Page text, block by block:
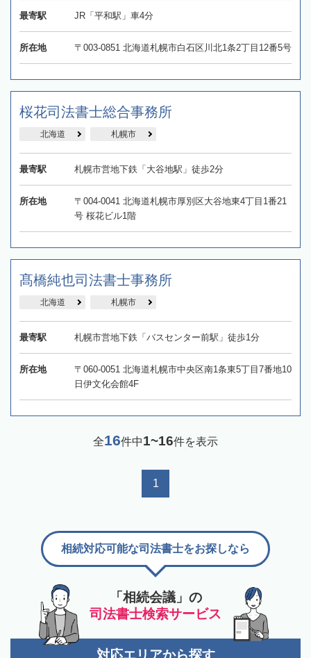
最寄駅 JR「平和駅」車4分
所在地 〒003-0851 北海道札幌市白石区川北1条2丁目12番5号
桜花司法書士総合事務所
北海道 札幌市
最寄駅 札幌市営地下鉄「大谷地駅」徒歩2分
所在地
〒004-0041 北海道札幌市厚別区大谷地東4丁目1番21
号 桜花ビル1階
髙橋純也司法書士事務所
北海道 札幌市
最寄駅 札幌市営地下鉄「バスセンター前駅」徒歩1分
所在地
〒060-0051 北海道札幌市中央区南1条東5丁目7番地10
日伊文化会館4F
全16件中1~16件を表示
1
「相続会議」の
司法書士検索サービス
相続対応可能な司法書士をお探しなら
対応エリアから探す